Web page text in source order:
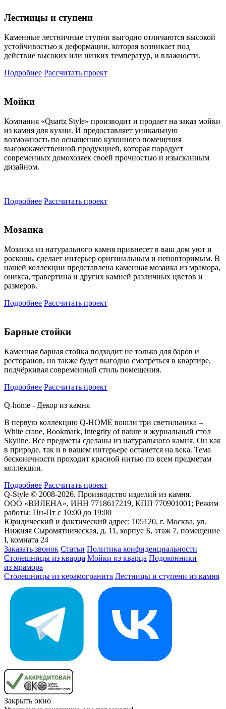
Лестницы и ступени
Каменные лестничные ступни выгодно отличаются высокой
устойчивостью к деформации, которая возникает под
действие высоких или низких температур, и влажности.
Подробнее Рассчитать проект
Мойки
Компания «Quartz Style» производит и продает на заказ мойки
из камня для кухни. И предоставляет уникальную
возможность по оснащению кухонного помещения
высококачественной продукцией, которая порадует
современных домохозяек своей прочностью и изысканным
дизайном.
Подробнее Рассчитать проект
Мозаика
Мозаика из натурального камня привнесет в ваш дом уют и
роскошь, сделает интерьер оригинальным и неповторимым. В
нашей коллекции представлена каменная мозаика из мрамора,
оникса, травертина и других камней различных цветов и
размеров.
Подробнее Рассчитать проект
Барные стойки
Каменная барная стойка подходит не только для баров и
ресторанов, но также будет выгодно смотреться в квартире,
подчёркивая современный стиль помещения.
Подробнее Рассчитать проект
Q-home - Декор из камня
В первую коллекцию Q-HOME вошли три светильника –
White crane, Bookmark, Integrity of nature и журнальный стол
Skyline. Все предметы сделаны из натурального камня. Он как
в природе, так и в вашем интерьере останется на века. Тема
бесконечности проходит красной нитью по всем предметам
коллекции.
Подробнее Рассчитать проект
Q-Style © 2008-2026. Производство изделий из камня.
ООО «ВИЛЕНА», ИНН 7718617219, КПП 770901001; Режим
работы: Пн-Пт с 10:00 до 19:00
Юридический и фактический адрес: 105120, г. Москва, ул.
Нижняя Сыромятническая, д. 11, корпус Б, этаж 7, помещение
I, комната 24
Заказать звонок Статьи Политика конфиденциальности
Столешницы из кварца Мойки из кварца Подоконники
из мрамора
Столешницы из керамогранита Лестницы и ступени из камня
Закрыть окно